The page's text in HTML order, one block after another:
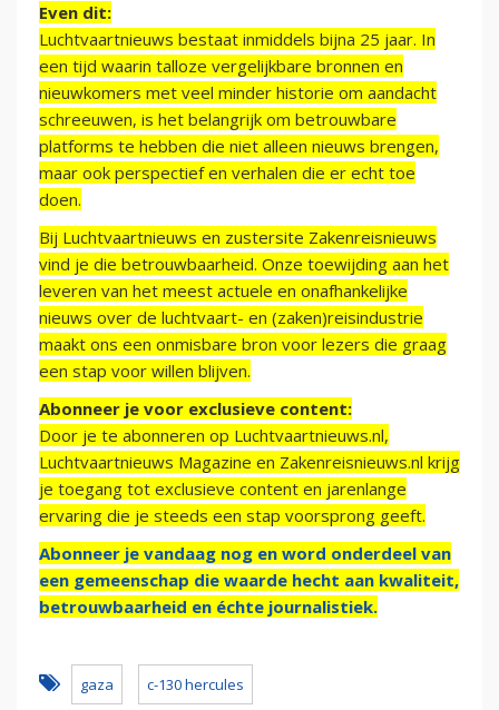
Even dit:
Luchtvaartnieuws bestaat inmiddels bijna 25 jaar. In
een tijd waarin talloze vergelijkbare bronnen en
nieuwkomers met veel minder historie om aandacht
schreeuwen, is het belangrijk om betrouwbare
platforms te hebben die niet alleen nieuws brengen,
maar ook perspectief en verhalen die er echt toe
doen.
Bij Luchtvaartnieuws en zustersite Zakenreisnieuws
vind je die betrouwbaarheid. Onze toewijding aan het
leveren van het meest actuele en onafhankelijke
nieuws over de luchtvaart- en (zaken)reisindustrie
maakt ons een onmisbare bron voor lezers die graag
een stap voor willen blijven.
Abonneer je voor exclusieve content:
Door je te abonneren op Luchtvaartnieuws.nl,
Luchtvaartnieuws Magazine en Zakenreisnieuws.nl krijg
je toegang tot exclusieve content en jarenlange
ervaring die je steeds een stap voorsprong geeft.
Abonneer je vandaag nog en word onderdeel van
een gemeenschap die waarde hecht aan kwaliteit,
betrouwbaarheid en échte journalistiek.
gaza c-130 hercules